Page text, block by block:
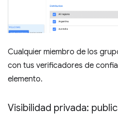
Cualquier miembro de los
con tus verificadores de
elemento.
Visibilidad privada: